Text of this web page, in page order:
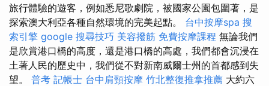
旅行體驗的遊客，例如悉尼歌劇院，被國家公園包圍著，是
探索澳大利亞各種自然環境的完美起點。 台中按摩spa 搜
索引擎 google 搜尋技巧 美容撥筋 免費按摩課程 無論我們
是欣賞港口橋的高度，還是港口橋的高處，我們都會沉浸在
土著人民的歷史中，我們從不對新南威爾士州的首都感到失
望。 普考 記帳士 台中肩頸按摩 竹北整復推拿推薦 大約六